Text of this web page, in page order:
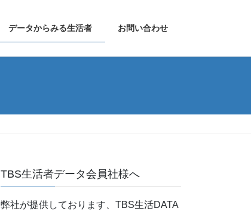
データからみる生活者 お問い合わせ
TBS生活者データ会員社様へ
弊社が提供しております、TBS生活DATA